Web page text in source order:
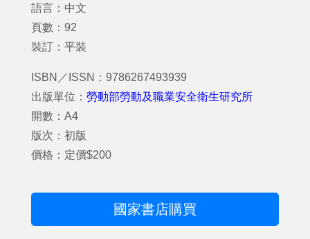
語言：中文
頁數：92
裝訂：平裝
ISBN／ISSN：9786267493939
出版單位： 勞動部勞動及職業安全衛生研究所
開數：A4
版次：初版
價格：定價$200
國家書店購買